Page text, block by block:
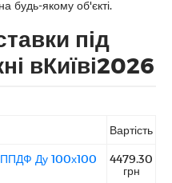
будь-якому об'єкті.
під
вКиїві2026
Вартість
ППДФ Ду 100х100
4479.30
грн